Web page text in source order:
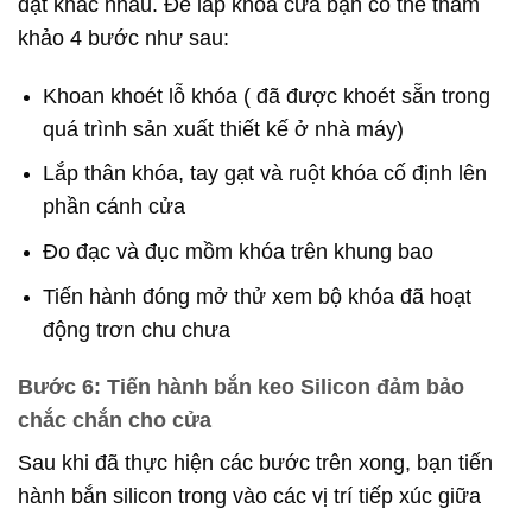
đặt khác nhau. Để lắp khóa cửa bạn có thể tham
khảo 4 bước như sau:
Khoan khoét lỗ khóa ( đã được khoét sẵn trong
quá trình sản xuất thiết kế ở nhà máy)
Lắp thân khóa, tay gạt và ruột khóa cố định lên
phần cánh cửa
Đo đạc và đục mồm khóa trên khung bao
Tiến hành đóng mở thử xem bộ khóa đã hoạt
động trơn chu chưa
Bước 6: Tiến hành bắn keo Silicon đảm bảo
chắc chắn cho cửa
Sau khi đã thực hiện các bước trên xong, bạn tiến
hành bắn silicon trong vào các vị trí tiếp xúc giữa